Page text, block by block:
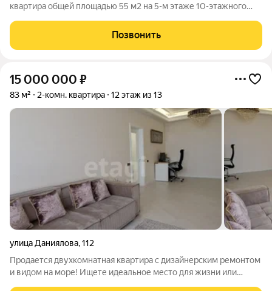
квартира общей площадью 55 м2 на 5-м этаже 10-этажного
объекта: -Имеется просторный закрытый двор -Дом кирпично-
монолитный, одноподъездный. -Подъезд
Позвонить
15 000 000 ₽
83 м² 2-комн. квартира 12 этаж из 13
улица Даниялова,112
Продается двухкомнатная квартира с дизайнерским ремонтом
и видом на море! Ищете идеальное место для жизни или